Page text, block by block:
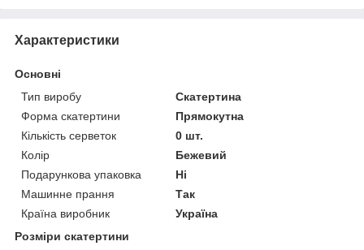
Характеристики
Основні
Тип виробу
Скатертина
Форма скатертини
Прямокутна
Кількість серветок
0 шт.
Колір
Бежевий
Подарункова упаковка
Ні
Машинне прання
Так
Країна виробник
Україна
Розміри скатертини